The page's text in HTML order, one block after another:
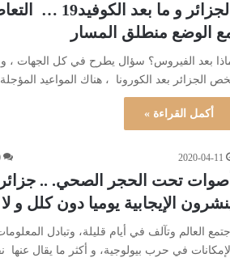
الجزائر و ما بعد
الوضع منطلق المسار
بعد الفيروس؟ سؤال يطرح في كل الجهات ،
الجزائر بعد الكورونا ، هناك المواعيد
أكمل القراءة »
2020-04-11
أصوات تحت الحجر الصحي. ..
الإيجابية يوميا دون كلل و
اجتمع العالم وتآلف في أيام قليلة، وتبادل
الإمكانات في حرب بيولوجية، و أكثر ما يقال عنها